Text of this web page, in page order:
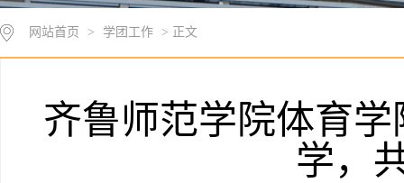
网站首页 > 学团工作 > 正文
齐鲁师范学院体育
学，